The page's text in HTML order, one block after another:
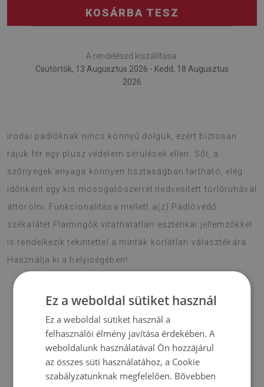
KOSÁRBA TESZ
A rendelésed kiszállítása:
Csütörtök, 13 Augusztus 2026 - Kedd, 18 Augusztus
2026
irodai padlóknak nincs könnyű dolguk, ezért biztosan
rájuk fér egy plusz védelem sérülések ellen. Sőt, a
szőnyegek anyaga könnyen tisztaságban tartható, elég
időnként egy kis mosogatószerrel nedvesített törlőruhával
áttörölni. Funkcionalitása mellett a(z) Padlóvédő
székalátét Flamingók vitathatatlan esztétikai jellemzőkkel
is rendelkezik tekintettel a minták korlátlan választékára.
Használja ki a helyiségében!
Vastagság:1,6 mm;
A szőnyegek nem csúszásállóak;
Ez a weboldal sütiket használ
Ez a weboldal sütiket használ a
felhasználói élmény javítása érdekében. A
weboldalunk használatával Ön hozzájárul
az összes süti használatához, a Cookie
szabályzatunknak megfelelően. Bővebben